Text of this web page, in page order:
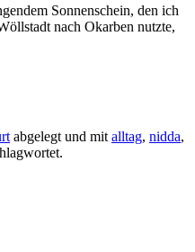
Sonnenschein, den ich
nach Okarben nutzte,
abgelegt und mit alltag, nidda,